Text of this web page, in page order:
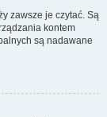
zawsze je czytać. Są
kontem
są nadawane